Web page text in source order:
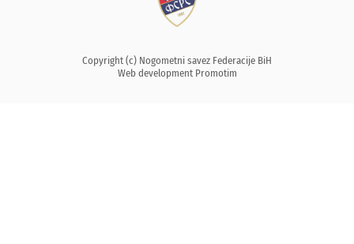
Copyright (c) Nogometni savez Federacije BiH
Web development Promotim